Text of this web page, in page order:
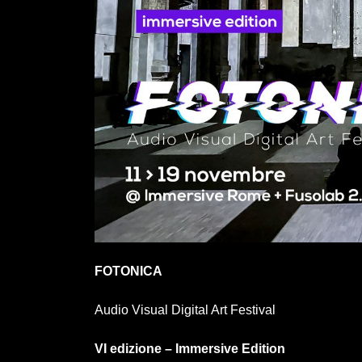
FOTONICA
Audio Visual Digital Art Festival
VI edizione – Immersive Edition